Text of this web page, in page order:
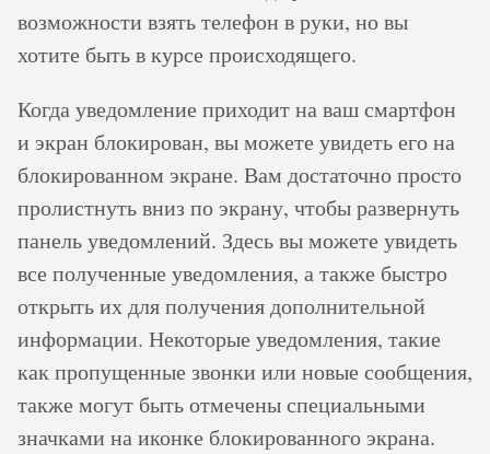
возможности взять телефон в руки, но вы
хотите быть в курсе происходящего.
Когда уведомление приходит на ваш смартфон
и экран блокирован, вы можете увидеть его на
блокированном экране. Вам достаточно просто
пролистнуть вниз по экрану, чтобы развернуть
панель уведомлений. Здесь вы можете увидеть
все полученные уведомления, а также быстро
открыть их для получения дополнительной
информации. Некоторые уведомления, такие
как пропущенные звонки или новые сообщения,
также могут быть отмечены специальными
значками на иконке блокированного экрана.